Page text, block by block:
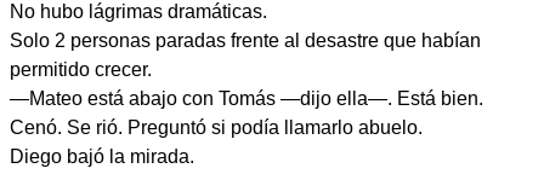
No hubo lágrimas dramáticas.
Solo 2 personas paradas frente al desastre que habían
permitido crecer.
—Mateo está abajo con Tomás —dijo ella—. Está bien.
Cenó. Se rió. Preguntó si podía llamarlo abuelo.
Diego bajó la mirada.